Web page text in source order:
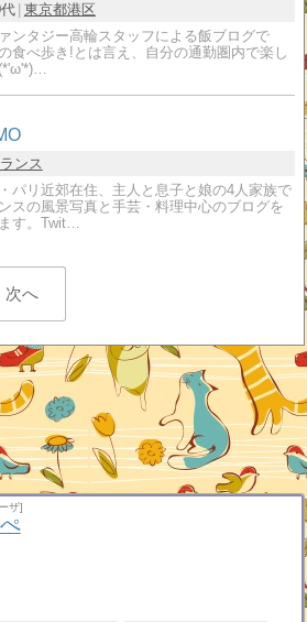
東京都港区
ンタジー高輪スタッフによる飯ブログで
食べ歩き!とは言え、自分の通勤圏内で楽し
ンス
パリ近郊在住、主人と息子と娘の4人家族で
スの風景写真と手芸・料理中心のブログを
す。Twit…
次へ
ザ]